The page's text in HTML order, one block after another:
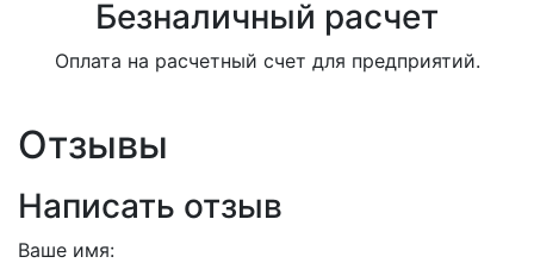
Безналичный расчет
Оплата на расчетный счет для предприятий.
Отзывы
Написать отзыв
Ваше имя: